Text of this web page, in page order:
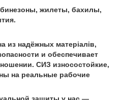
жилеты, бахилы,
из надёжных матеріалів,
и обеспечивает
СИЗ износостойкие,
на реальные рабочие